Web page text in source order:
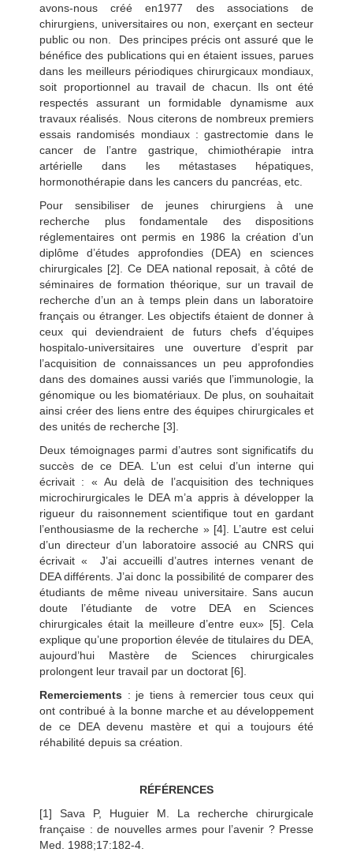
avons-nous créé en1977 des associations de
chirurgiens, universitaires ou non, exerçant en secteur
public ou non. Des principes précis ont assuré que le
bénéfice des publications qui en étaient issues, parues
dans les meilleurs périodiques chirurgicaux mondiaux,
soit proportionnel au travail de chacun. Ils ont été
respectés assurant un formidable dynamisme aux
travaux réalisés. Nous citerons de nombreux premiers
essais randomisés mondiaux : gastrectomie dans le
cancer de l’antre gastrique, chimiothérapie intra
artérielle dans les métastases hépatiques,
hormonothérapie dans les cancers du pancréas, etc.
Pour sensibiliser de jeunes chirurgiens à une
recherche plus fondamentale des dispositions
réglementaires ont permis en 1986 la création d’un
diplôme d’études approfondies (DEA) en sciences
chirurgicales [2]. Ce DEA national reposait, à côté de
séminaires de formation théorique, sur un travail de
recherche d’un an à temps plein dans un laboratoire
français ou étranger. Les objectifs étaient de donner à
ceux qui deviendraient de futurs chefs d’équipes
hospitalo-universitaires une ouverture d’esprit par
l’acquisition de connaissances un peu approfondies
dans des domaines aussi variés que l’immunologie, la
génomique ou les biomatériaux. De plus, on souhaitait
ainsi créer des liens entre des équipes chirurgicales et
des unités de recherche [3].
Deux témoignages parmi d’autres sont significatifs du
succès de ce DEA. L’un est celui d’un interne qui
écrivait : « Au delà de l’acquisition des techniques
microchirurgicales le DEA m’a appris à développer la
rigueur du raisonnement scientifique tout en gardant
l’enthousiasme de la recherche » [4]. L’autre est celui
d’un directeur d’un laboratoire associé au CNRS qui
écrivait « J’ai accueilli d’autres internes venant de
DEA différents. J’ai donc la possibilité de comparer des
étudiants de même niveau universitaire. Sans aucun
doute l’étudiante de votre DEA en Sciences
chirurgicales était la meilleure d’entre eux» [5]. Cela
explique qu’une proportion élevée de titulaires du DEA,
aujourd’hui Mastère de Sciences chirurgicales
prolongent leur travail par un doctorat [6].
Remerciements : je tiens à remercier tous ceux qui
ont contribué à la bonne marche et au développement
de ce DEA devenu mastère et qui a toujours été
réhabilité depuis sa création.
RÉFÉRENCES
[1] Sava P, Huguier M. La recherche chirurgicale
française : de nouvelles armes pour l’avenir ? Presse
Med. 1988;17:182-4.